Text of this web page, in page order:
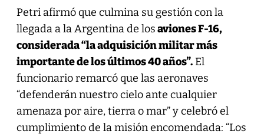
Petri afirmó que culmina su gestión con la
llegada a la Argentina de losaviones F-16,
considerada “la adquisición militar más
importante de los últimos 40 años”.El
funcionario remarcó que las aeronaves
“defenderán nuestro cielo ante cualquier
amenaza por aire, tierra o mar” y celebró el
cumplimiento de la misión encomendada: “Los